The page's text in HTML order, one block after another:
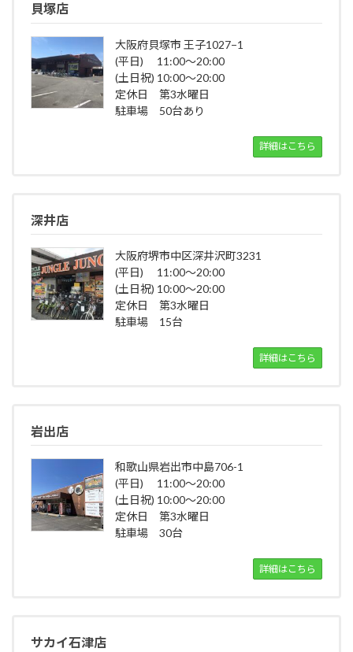
貝塚店
大阪府貝塚市 王子1027−1
(平日) 11:00～20:00
(土日祝) 10:00～20:00
定休日 第3水曜日
駐車場 50台あり
詳細はこちら
深井店
大阪府堺市中区深井沢町3231
(平日) 11:00～20:00
(土日祝) 10:00～20:00
定休日 第3水曜日
駐車場 15台
詳細はこちら
岩出店
和歌山県岩出市中島706-1
(平日) 11:00～20:00
(土日祝) 10:00～20:00
定休日 第3水曜日
駐車場 30台
詳細はこちら
サカイ石津店